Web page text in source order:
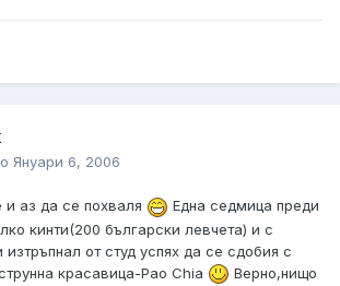
Януари 6, 2006
аз да се похваля
Една седмица преди
кинти(200 български левчета) и с
изтръпнал от студ успях да се сдобия с
красавица-Pao Chia
Верно,нищо